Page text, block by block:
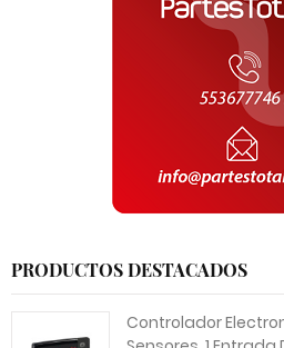
PRODUCTOS DESTACADOS
Controlador